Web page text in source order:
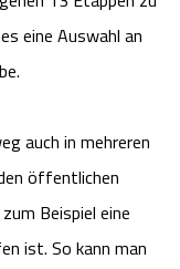
Park
eine Auswahl an
auch in mehreren
öffentlichen
Beispiel eine
ist. So kann man